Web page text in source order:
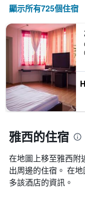
顯示所有725​個住宿
雅西的住宿
在地圖上移至雅西​​附
出周邊的住宿。 在
多該酒店的資訊。